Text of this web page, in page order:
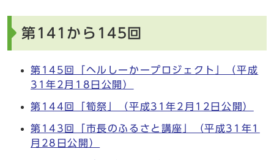
第141から145回
第145回「ヘルしーかープロジェクト」（平成
31年2月18日公開）
第144回「筍祭」（平成31年2月12日公開）
第143回「市長のふるさと講座」（平成31年1
月28日公開）